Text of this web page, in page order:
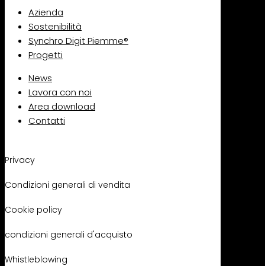
Azienda
Sostenibilità
Synchro Digit Piemme®
Progetti
News
Lavora con noi
Area download
Contatti
Privacy
Condizioni generali di vendita
Cookie policy
condizioni generali d'acquisto
Whistleblowing